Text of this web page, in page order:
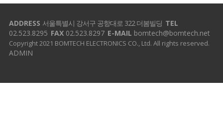
ADDRESS 서울특별시 강서구 공항대로 322 더봄빌딩 TEL
02.523.8295 FAX 02.523.8297 E-MAIL bomtech@bomtech.net
Copyright 2021 BOMTECH ELECTRONICS CO., Ltd. All rights reserved.
ADMIN